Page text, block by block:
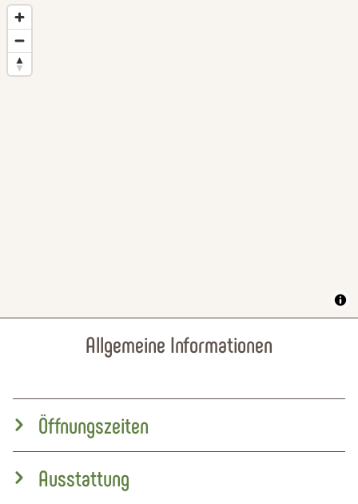
Allgemeine Informationen
Öffnungszeiten
Ausstattung